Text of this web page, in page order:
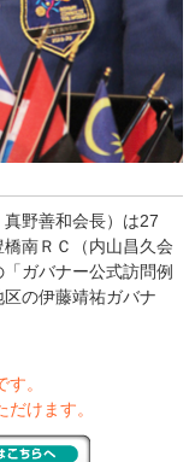
野善和会長）は27
南ＲＣ（内山昌久会
ガバナー公式訪問例
の伊藤靖祐ガバナ
。
けます。